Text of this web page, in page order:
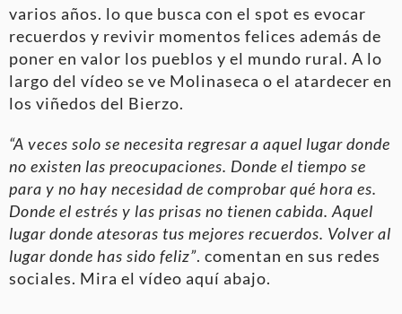
varios años. lo que busca con el spot es evocar
recuerdos y revivir momentos felices además de
poner en valor los pueblos y el mundo rural. A lo
largo del vídeo se ve Molinaseca o el atardecer en
los viñedos del Bierzo.
“A veces solo se necesita regresar a aquel lugar donde
no existen las preocupaciones. Donde el tiempo se
para y no hay necesidad de comprobar qué hora es.
Donde el estrés y las prisas no tienen cabida. Aquel
lugar donde atesoras tus mejores recuerdos. Volver al
lugar donde has sido feliz”. comentan en sus redes
sociales. Mira el vídeo aquí abajo.